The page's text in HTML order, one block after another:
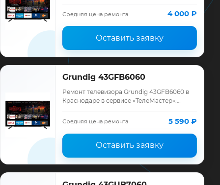
ремонта, запчасти и гарантия до 12
месяцев.
Средняя цена ремонта 4 000 ₽
Оставить заявку
Grundig 43GFB6060
Ремонт телевизора Grundig 43GFB6060 в
Краснодаре в сервисе «ТелеМастер»:
ремонта, запчасти и гарантия до 12
месяцев.
Средняя цена ремонта 5 590 ₽
Оставить заявку